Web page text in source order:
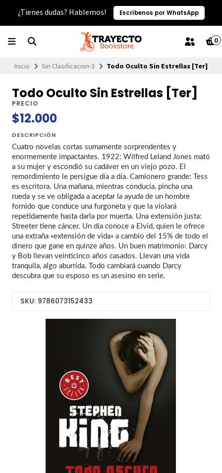
¿Tienes dudas? Hablemos! Escríbenos por WhatsApp
0
Inicio Sin Clasificacion-3 Todo Oculto Sin Estrellas [Ter]
Todo Oculto Sin Estrellas [Ter]
PRECIO
$12.000
DESCRIPCIÓN
Cuatro novelas cortas sumamente sorprendentes y
enormemente impactantes. 1922: Wilfred Leland Jones mató
a su mujer y escondió su cadáver en un viejo pozo. El
remordimiento le persigue día a día. Camionero grande: Tess
es escritora. Una mañana, mientras conducía, pincha una
rueda y se ve obligada a aceptar la ayuda de un hombre
fornido que conduce una furgoneta y que la violará
repetidamente hasta darla por muerta. Una extensión justa:
Streeter tiene cáncer. Un día conoce a Elvid, quien le ofrece
una extraña «extensión de vida» a cambio del 15% de todo el
dinero que gane en quinze años. Un buen matrimonio: Darcy
y Bob llevan veinticinco años casados. Llevan una vida
tranquila, algo aburrida. Todo cambiará cuando Darcy
descubra que su esposo es un asesino en serie.
SKU: 9786073152433